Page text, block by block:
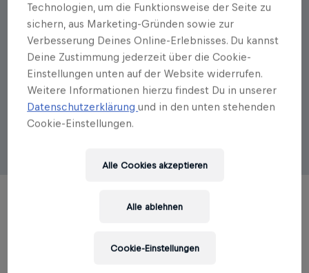
Autorenportrait
Stian Christopherson
Stian Christophersen ist Physiotherapeut und Trainer,
klettert seit über 20 Jahren, war Athlet in der
Nationalmannschaft und wurde 2009 norwegischer
Meister im Bouldern. Stian ist ehemaliger
Nationalmannschaftstrainer im Klettern und Personal
Technologien, um die Funktionsweise der Seite zu
sichern, aus Marketing-Gründen sowie zur
Verbesserung Deines Online-Erlebnisses. Du kannst
Deine Zustimmung jederzeit über die Cookie-
Einstellungen unten auf der Website widerrufen.
Weitere Informationen hierzu findest Du in unserer
Datenschutzerklärungund in den unten stehenden
Cookie-Einstellungen.
Alle ablehnen
Alle Cookies akzeptieren
Cookie-Einstellungen